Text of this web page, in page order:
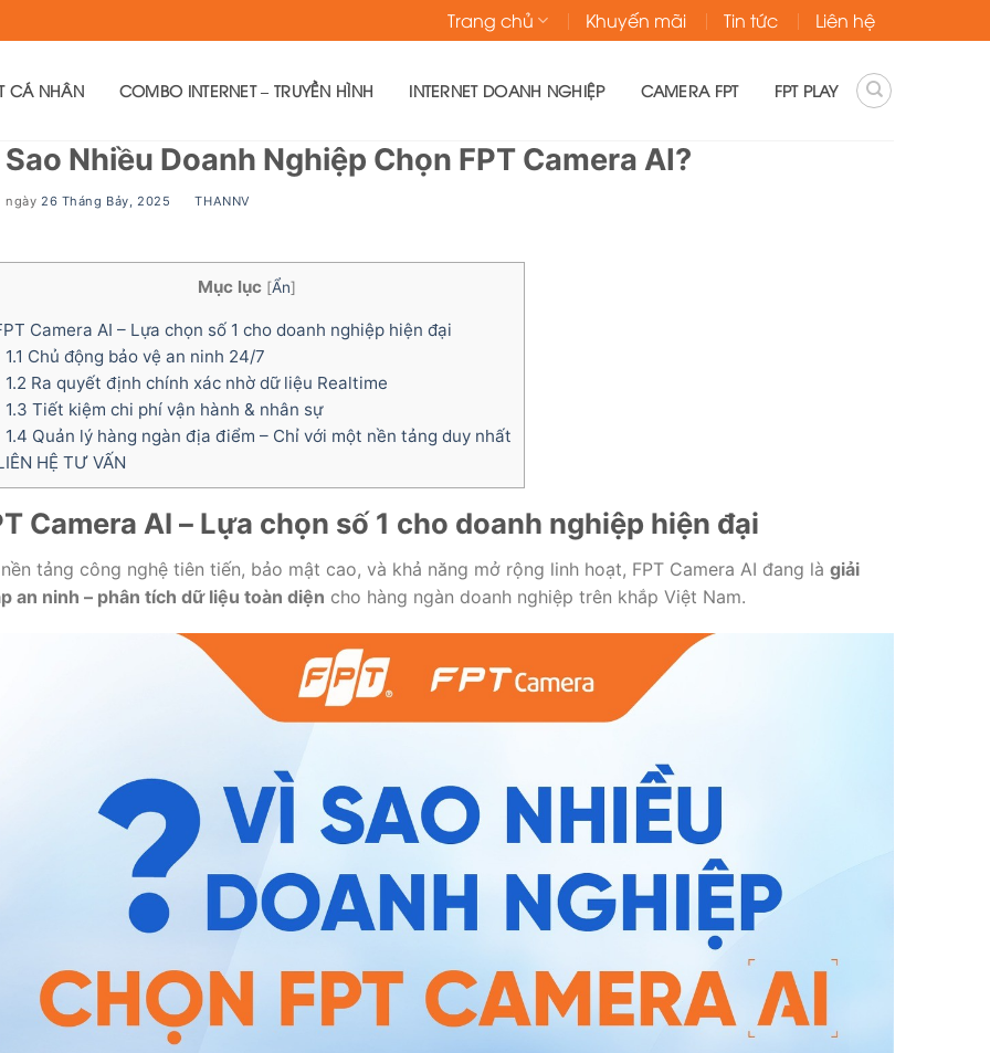
Trang chủ Khuyến mãi Tin tức Liên hệ
CÁ NHÂN COMBO INTERNET – TRUYỀN HÌNH INTERNET DOANH NGHIỆP CAMERA FPT FPT PLAY
Nhiều Doanh Nghiệp Chọn FPT Camera AI?
ngày 26 Tháng Bảy, 2025 BYTHANNV
Mục lục [Ẩn]
Camera AI – Lựa chọn số 1 cho doanh nghiệp hiện đại
1.1 Chủ động bảo vệ an ninh 24/7
1.2 Ra quyết định chính xác nhờ dữ liệu Realtime
1.3 Tiết kiệm chi phí vận hành & nhân sự
1.4 Quản lý hàng ngàn địa điểm – Chỉ với một nền tảng duy nhất
HỆ TƯ VẤN
Camera AI – Lựa chọn số 1 cho doanh nghiệp hiện đại
tảng công nghệ tiên tiến, bảo mật cao, và khả năng mở rộng linh hoạt, FPT Camera AI đang là giải
an ninh – phân tích dữ liệu toàn diện cho hàng ngàn doanh nghiệp trên khắp Việt Nam.